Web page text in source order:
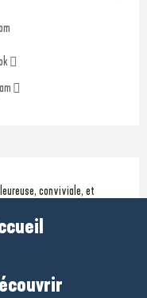
conviviale, et
cuisine faite maison, de
mais également à
un...